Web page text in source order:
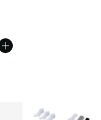
Plus de couleurs